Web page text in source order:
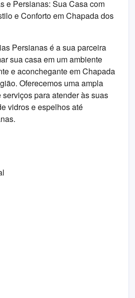
e Persianas: Sua Casa com
e Conforto em Chapada dos
Persianas é a sua parceira
sua casa em um ambiente
e aconchegante em Chapada
Oferecemos uma ampla
para atender às suas
vidros e espelhos até